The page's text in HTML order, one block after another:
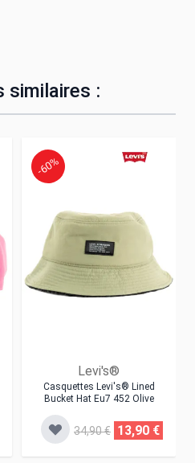
similaires :
Levi's®
Casquettes Levi's® Lined
Bucket Hat Eu7 452 Olive
-60%
34,90 € 13,90 €